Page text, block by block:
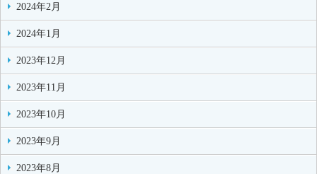
2024年2月
2024年1月
2023年12月
2023年11月
2023年10月
2023年9月
2023年8月